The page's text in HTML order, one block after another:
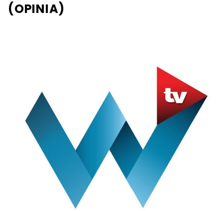
(OPINIA)